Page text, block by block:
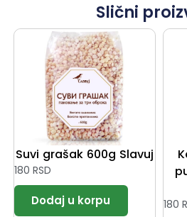
Slični
Suvi grašak 600g Slavuj
180 RSD
180